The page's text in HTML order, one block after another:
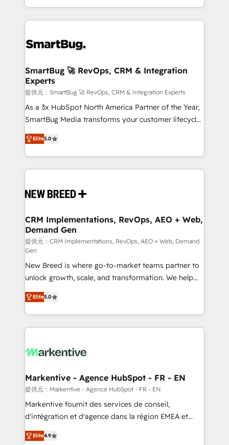
Breeze・Claude等をHubSpotと連携させ、役割定義・
革を、構想から実装・定着までPMOとして主導。「設
の統合・浸透・変革管理を実行します。 ▸ CMS戦略設
計・構築：リード獲得・CVR・SEOを前提にした情報設
計・導線設計・テンプレート設計をContent Hubで一体
提供。 ▸ 既存CRM・MAからの移行支援：Salesforce・
Marketo・Pardot等からの移行、カスタム設計、履歴
Perplexity等のAI検索からの流入・引用を前提にコンテ
ンツとサイト構造を最適化。 🏆 なぜ100incを選ぶの
ISO9001:2015 取得 ✓ 400社以上の導入実績 ✓
HubSpot大百科 出版 CRM・AI活用に関するご相談、現
せください。
and engineer a portal that drives predictable
revenue velocity. 🚀 GTM Strategy & Alignment
stalling growth. Fix your ICP, Math, and Story to stop
Scalable Architecture: Zero-technical-debt setup
across all Hubs, validated by our 7 HubSpot
Accreditations. AI-Powered RevOps: Breeze AI,
custom AI agents, and high-integrity migrations for
total reporting clarity. Security & Compliance: SOC 2
security. 🏆 Why Bluleadz? GTM OS Partner | 16+
Years Experience | 1,000+ Five-Star Reviews
SmartBug 🚀 RevOps, CRM & Integration
Experts
提供元：SmartBug 🚀 RevOps, CRM & Integration Experts
As a 3x HubSpot North America Partner of the Year,
SmartBug Media transforms your customer lifecycle
into a revenue engine. Our unified ecosystem
includes specialized divisions Globalia (AI &
Software) and Point Success Media (Paid Media),
making this the official home for all three brands. 🔄
and system integrations powered by Globalia’s
trainers to drive platform adoption. 📈 Revenue
Generation - Full-funnel marketing and high-
performance advertising via Point Success Media. -
Expert deployment of Breeze AI and custom agents
to automate growth. 🏆 Elite Excellence - 8 platform
accreditations and deep HIPAA-compliance
expertise. - A team of 250+ experts dedicated to
your resilient growth.
Elite5.0
CRM Implementations, RevOps, AEO + Web,
Demand Gen
提供元：CRM Implementations, RevOps, AEO + Web, Demand
Gen
New Breed is where go-to-market teams partner to
unlock growth, scale, and transformation. We help
companies activate HubSpot’s AI-powered
customer platform and operationalize HubSpot’s
Loop Marketing framework through expert-led
services, smart agents, and purpose-built apps,
results, fast. ⚙️CRM & RevOps: Align all Hubs to your
🎯Demand Gen & ABM: Drive pipeline with inbound,
ABM, AEO, SEO, & paid media. 👩‍💻Web Design:
Build high-performing websites with UX, messaging,
& conversion strategy that drive results. 🤖AI
AI, & maximize AEO with tailored AI services. 🧩
Elite5.0
Markentive - Agence HubSpot - FR - EN
提供元：Markentive - Agence HubSpot - FR - EN
Markentive fournit des services de conseil,
d'intégration et d'agence dans la région EMEA et
North America. Avec plus de 115 experts en
marketing automation, Growth, Revops, CRM et
Elite4.9